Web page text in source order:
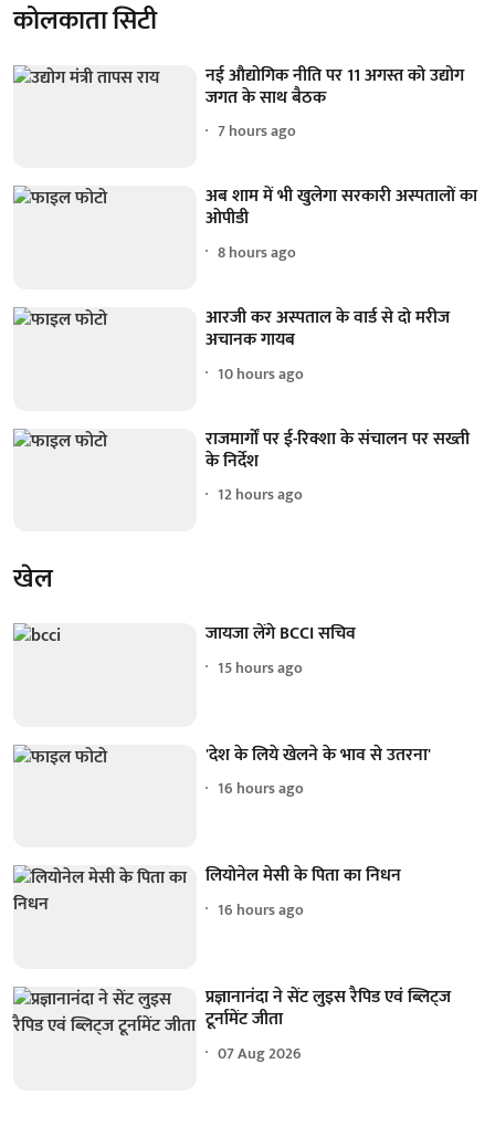
कोलकाता सिटी
नई औद्योगिक नीति पर 11 अगस्त को उद्योग
जगत के साथ बैठक
7 hours ago
अब शाम में भी खुलेगा सरकारी अस्पतालों का
ओपीडी
8 hours ago
आरजी कर अस्पताल के वार्ड से दो मरीज
अचानक गायब
10 hours ago
राजमार्गों पर ई-रिक्शा के संचालन पर सख्ती
के निर्देश
12 hours ago
खेल
जायजा लेंगे BCCI सचिव
15 hours ago
'देश के लिये खेलने के भाव से उतरना'
16 hours ago
लियोनेल मेसी के पिता का निधन
16 hours ago
प्रज्ञानानंदा ने सेंट लुइस रैपिड एवं ब्लिट्ज
टूर्नामेंट जीता
07 Aug 2026